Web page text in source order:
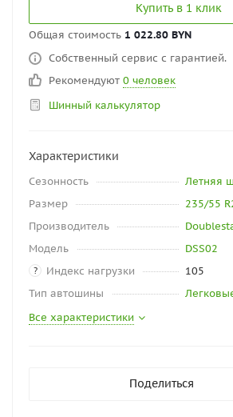
Купить в 1 клик
Общая стоимость 1 022.80 BYN
Собственный сервис с гарантией.
Рекомендуют 0 человек
Шинный калькулятор
Характеристики
Сезонность
Летняя
Размер
235/55
Производитель
Модель
DSS02
? Индекс нагрузки
105
Тип автошины
Все характеристики
Поделиться